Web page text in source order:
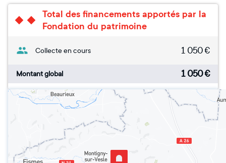
Total des financements apportés par la
Fondation du patrimoine
Collecte en cours 1 050€
Montant global 1 050€